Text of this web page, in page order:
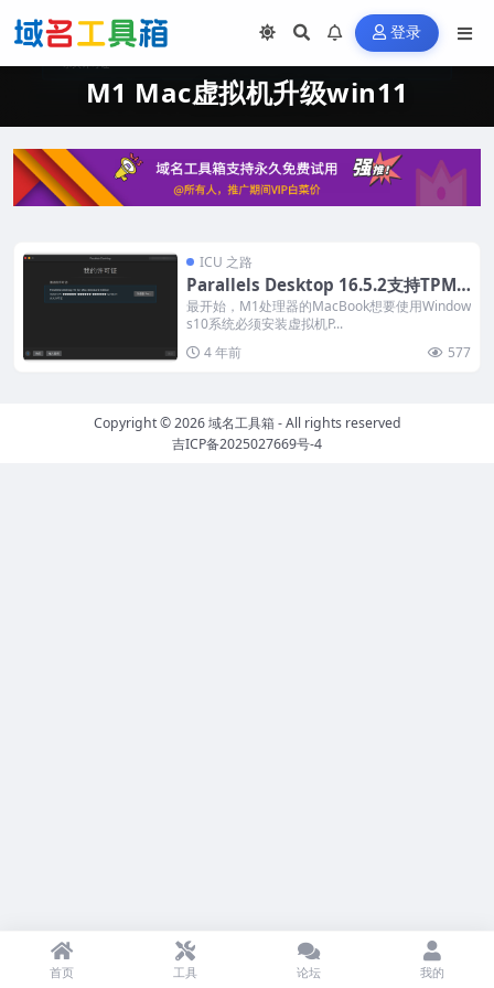
登录
M1 Mac虚拟机升级win11
ICU 之路
Parallels Desktop 16.5.2支持TPM
芯片 Mac可直接升级Windows11
最开始，M1处理器的MacBook想要使用Window
s10系统必须安装虚拟机P...
4 年前
577
Copyright © 2026域名工具箱 - All rights reserved
吉ICP备2025027669号-4
首页 工具 论坛 我的